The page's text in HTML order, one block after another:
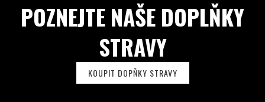
POZNEJTE NAŠE DOPLŇKY
STRAVY
KOUPIT DOPŇKY STRAVY